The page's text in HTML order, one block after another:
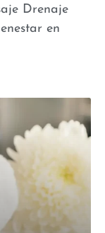
Drenaje
en